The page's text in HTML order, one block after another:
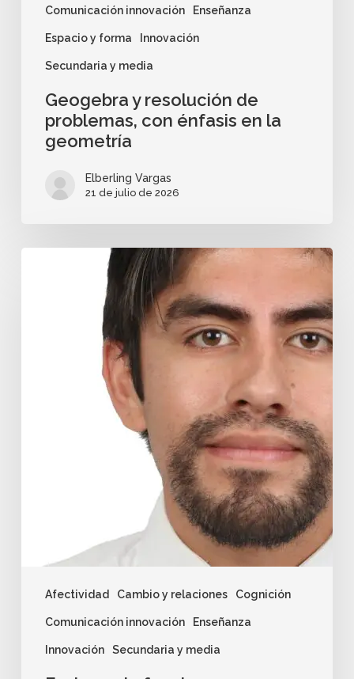
Comunicación innovación Enseñanza
Espacio y forma Innovación
Secundaria y media
Geogebra y resolución de
problemas, con énfasis en la
geometría
Elberling Vargas
21 de julio de 2026
Afectividad Cambio y relaciones Cognición
Comunicación innovación Enseñanza
Innovación Secundaria y media